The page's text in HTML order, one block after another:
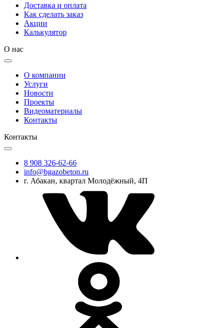
Доставка и оплата
Как сделать заказ
Акции
Калькулятор
О нас
О компании
Услуги
Новости
Проекты
Видеоматериалы
Контакты
Контакты
8 908 326-62-66
info@bgazobeton.ru
г. Абакан, квартал Молодёжный, 4П